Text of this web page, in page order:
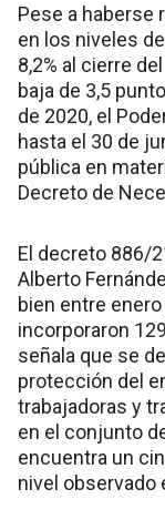
Pese a haberse
en los niveles
8,2% al cierre
baja de 3,5
de 2020, el
hasta el 30 de
pública en
Decreto de
El decreto 886/
Alberto
bien entre
incorporaron
señala que se
protección del
trabajadoras y
en el conjunto
encuentra un
nivel observado